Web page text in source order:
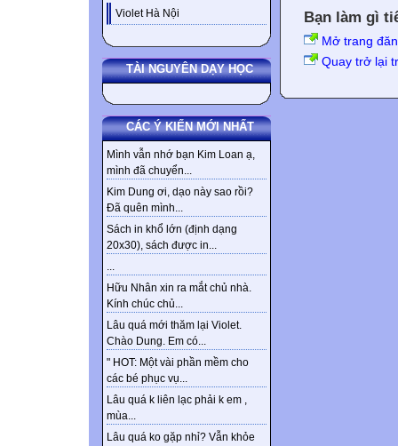
Violet Hà Nội
TÀI NGUYÊN DẠY HỌC
CÁC Ý KIẾN MỚI NHẤT
Mình vẫn nhớ bạn Kim Loan ạ,
mình đã chuyển...
Kim Dung ơi, dạo này sao rồi?
Đã quên mình...
Sách in khổ lớn (định dạng
20x30), sách được in...
...
Hữu Nhân xin ra mắt chủ nhà.
Kính chúc chủ...
Lâu quá mới thăm lại Violet.
Chào Dung. Em có...
" HOT: Một vài phần mềm cho
các bé phục vụ...
Lâu quá k liên lạc phải k em ,
mùa...
Lâu quá ko gặp nhỉ? Vẫn khỏe
Bạn làm gì
Mở trang
Quay trở lại